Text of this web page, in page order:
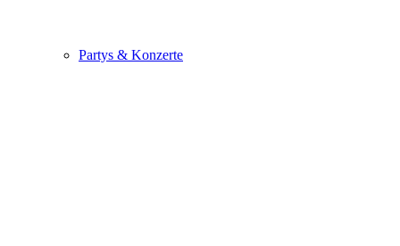
Partys & Konzerte